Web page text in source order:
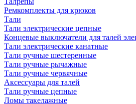
Ремкомплекты для крюков
Тали
Тали электрические цепные
Концевые выключатели для талей
Тали электрические канатные
Тали ручные шестеренные
Тали ручные рычажные
Тали ручные червячные
Аксессуары для талей
Тали ручные цепные
Ломы такелажные